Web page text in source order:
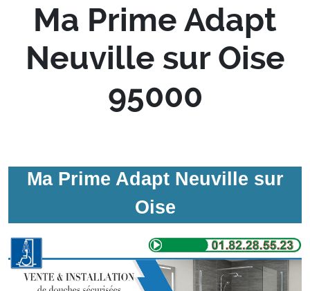
Ma Prime Adapt
Neuville sur Oise
95000
Ma Prime Adapt Neuville sur
Oise